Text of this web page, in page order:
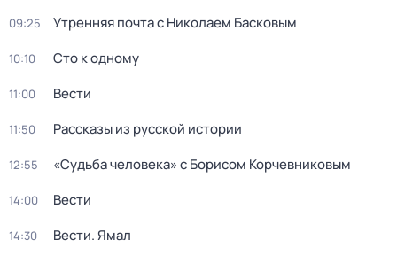
09:25 Утренняя почта с Николаем Басковым
10:10 Сто к одному
11:00 Вести
11:50 Рассказы из русской истории
12:55 «Судьба человека» с Борисом Корчевниковым
14:00 Вести
14:30 Вести. Ямал